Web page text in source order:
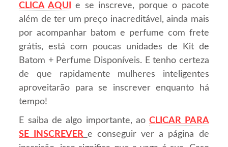
CLICA AQUI
e se inscreve, porque o pacote
além de ter um preço inacreditável, ainda mais
por acompanhar batom e perfume com frete
grátis, está com poucas unidades de Kit de
Batom + Perfume Disponíveis. E tenho certeza
de que rapidamente mulheres inteligentes
aproveitarão para se inscrever enquanto há
tempo!
E saiba de algo importante, aoCLICAR PARA
SE INSCREVER e conseguir ver a página de